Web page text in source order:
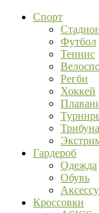
Спорт
Футбол
Теннис
Регби
Хоккей
Трибуна
Гардероб
Одежда
Обувь
Кроссовки